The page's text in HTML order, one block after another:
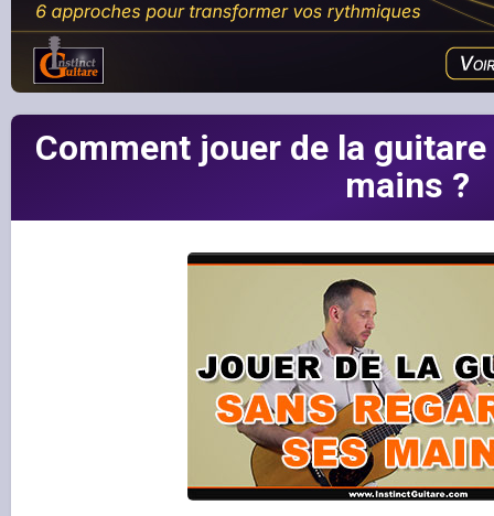
Comment jouer de la
mains ?